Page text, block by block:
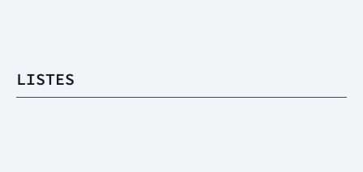
LISTES